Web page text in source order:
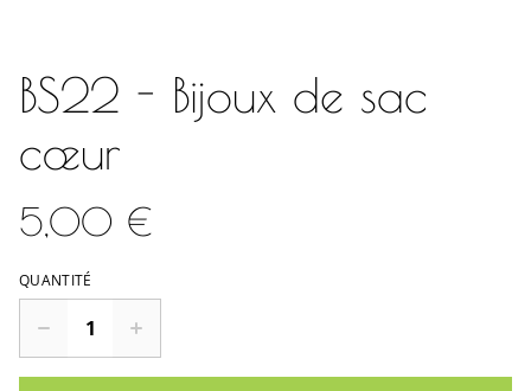
BS22 - Bijoux de sac
cœur
5,00 €
QUANTITÉ